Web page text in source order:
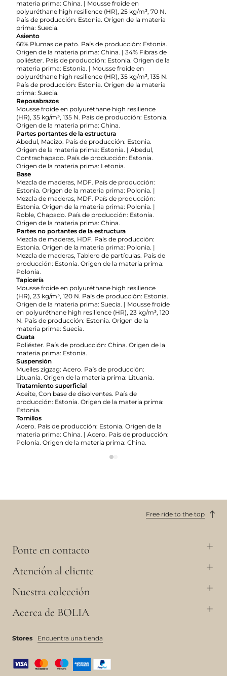
materia prima: China. | Mousse froide en
polyuréthane high resilience (HR), 25 kg/m³, 70 N.
País de producción: Estonia. Origen de la materia
prima: Suecia.
Asiento
66% Plumas de pato. País de producción: Estonia.
Origen de la materia prima: China. | 34% Fibras de
poliéster. País de producción: Estonia. Origen de la
materia prima: Estonia. | Mousse froide en
polyuréthane high resilience (HR), 35 kg/m³, 135 N.
País de producción: Estonia. Origen de la materia
prima: Suecia.
Reposabrazos
Mousse froide en polyuréthane high resilience
(HR), 35 kg/m³, 135 N. País de producción: Estonia.
Origen de la materia prima: China.
Partes portantes de la estructura
Abedul, Macizo. País de producción: Estonia.
Origen de la materia prima: Estonia. | Abedul,
Contrachapado. País de producción: Estonia.
Origen de la materia prima: Letonia.
Base
Mezcla de maderas, MDF. País de producción:
Estonia. Origen de la materia prima: Polonia. |
Mezcla de maderas, MDF. País de producción:
Estonia. Origen de la materia prima: Polonia. |
Roble, Chapado. País de producción: Estonia.
Origen de la materia prima: China.
Partes no portantes de la estructura
Mezcla de maderas, HDF. País de producción:
Estonia. Origen de la materia prima: Polonia. |
Mezcla de maderas, Tablero de partículas. País de
producción: Estonia. Origen de la materia prima:
Polonia.
Tapicería
Mousse froide en polyuréthane high resilience
(HR), 23 kg/m³, 120 N. País de producción: Estonia.
Origen de la materia prima: Suecia. | Mousse froide
en polyuréthane high resilience (HR), 23 kg/m³, 120
N. País de producción: Estonia. Origen de la
materia prima: Suecia.
Guata
Poliéster. País de producción: China. Origen de la
materia prima: Estonia.
Suspensión
Muelles zigzag: Acero. País de producción:
Lituania. Origen de la materia prima: Lituania.
Tratamiento superficial
Aceite, Con base de disolventes. País de
producción: Estonia. Origen de la materia prima:
Estonia.
Tornillos
Acero. País de producción: Estonia. Origen de la
materia prima: China. | Acero. País de producción:
Polonia. Origen de la materia prima: China.
Free ride to the top
Ponte en contacto
Atención al cliente
Nuestra colección
Acerca de BOLIA
Stores Encuentra una tienda